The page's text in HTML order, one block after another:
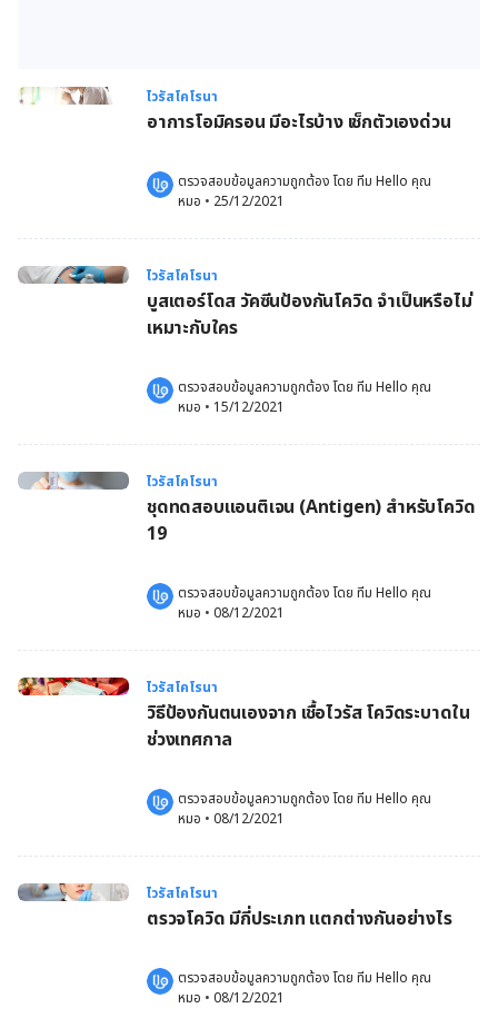
ไวรัสโคโรนา
อาการโอมิครอน มีอะไรบ้าง เช็กตัวเองด่วน
ตรวจสอบข้อมูลความถูกต้อง โดย ทีม Hello คุณ
หมอ • 25/12/2021
ไวรัสโคโรนา
บูสเตอร์โดส วัคซีนป้องกันโควิด จำเป็นหรือไม่
เหมาะกับใคร
ตรวจสอบข้อมูลความถูกต้อง โดย ทีม Hello คุณ
หมอ • 15/12/2021
ไวรัสโคโรนา
ชุดทดสอบแอนติเจน (Antigen) สำหรับโควิด
19
ตรวจสอบข้อมูลความถูกต้อง โดย ทีม Hello คุณ
หมอ • 08/12/2021
ไวรัสโคโรนา
วิธีป้องกันตนเองจาก เชื้อไวรัส โควิดระบาดใน
ช่วงเทศกาล
ตรวจสอบข้อมูลความถูกต้อง โดย ทีม Hello คุณ
หมอ • 08/12/2021
ไวรัสโคโรนา
ตรวจโควิด มีกี่ประเภท แตกต่างกันอย่างไร
ตรวจสอบข้อมูลความถูกต้อง โดย ทีม Hello คุณ
หมอ • 08/12/2021